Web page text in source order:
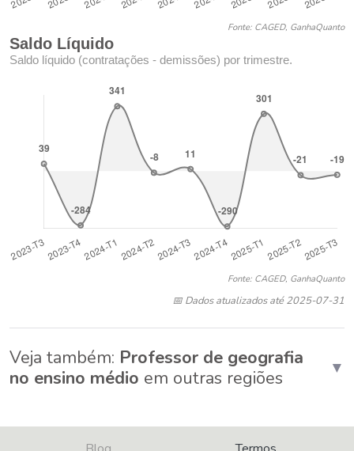
Fonte: CAGED, GanhaQuanto
Saldo Líquido
Saldo líquido (contratações - demissões) por trimestre.
Fonte: CAGED, GanhaQuanto
📅 Dados atualizados até 2025-07-31
Veja também: Professor de geografia
no ensino médio em outras regiões ▼